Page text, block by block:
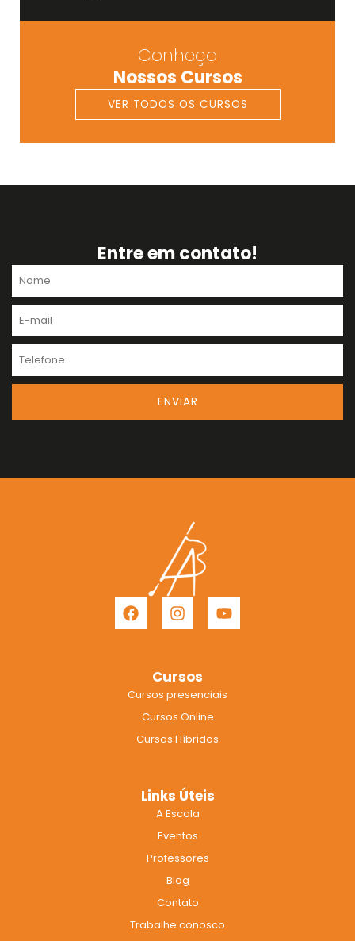
Conheça
Nossos Cursos
VER TODOS OS CURSOS
Entre em contato!
Nome
E-
Telefone
ENVIAR
F
a
c
o
I
n
s
g
r
a
m
Y
o
u
e
Cursos
Cursos presenciais
Cursos Online
Cursos Híbridos
Links Úteis
A Escola
Eventos
Professores
Blog
Contato
Trabalhe conosco